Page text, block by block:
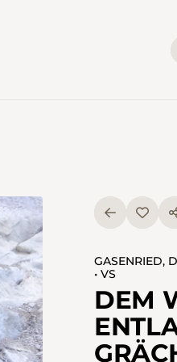
GASENRIED,
• VS
DEM